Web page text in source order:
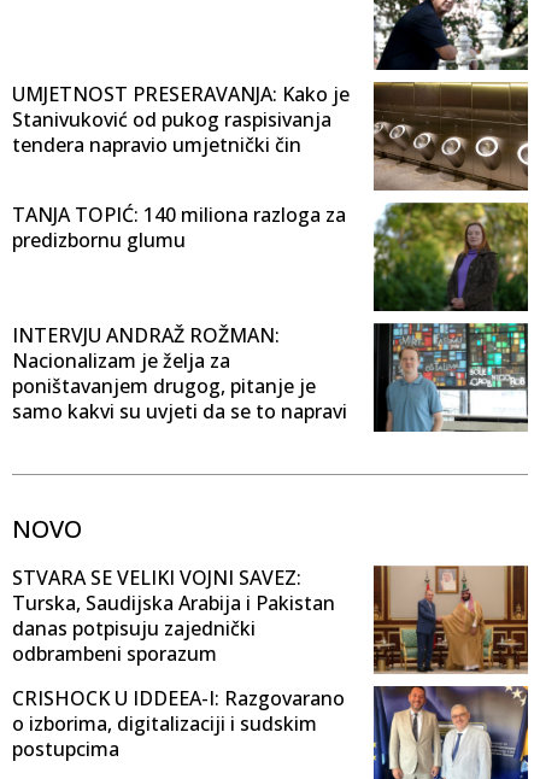
UMJETNOST PRESERAVANJA: Kako je
Stanivuković od pukog raspisivanja
tendera napravio umjetnički čin
TANJA TOPIĆ: 140 miliona razloga za
predizbornu glumu
INTERVJU ANDRAŽ ROŽMAN:
Nacionalizam je želja za
poništavanjem drugog, pitanje je
samo kakvi su uvjeti da se to napravi
NOVO
STVARA SE VELIKI VOJNI SAVEZ:
Turska, Saudijska Arabija i Pakistan
danas potpisuju zajednički
odbrambeni sporazum
CRISHOCK U IDDEEA-I: Razgovarano
o izborima, digitalizaciji i sudskim
postupcima